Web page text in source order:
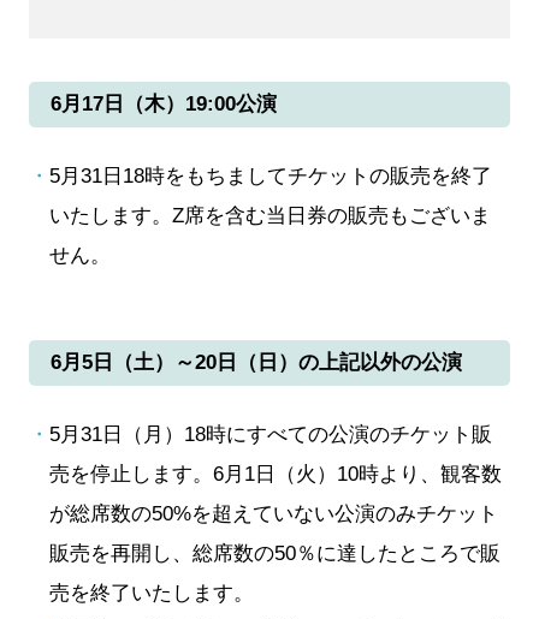
6月17日（木）19:00公演
5月31日18時をもちましてチケットの販売を終了
いたします。Z席を含む当日券の販売もございま
せん。
6月5日（土）～20日（日）の上記以外の公演
5月31日（月）18時にすべての公演のチケット販
売を停止します。6月1日（火）10時より、観客数
が総席数の50%を超えていない公演のみチケット
販売を再開し、総席数の50％に達したところで販
売を終了いたします。